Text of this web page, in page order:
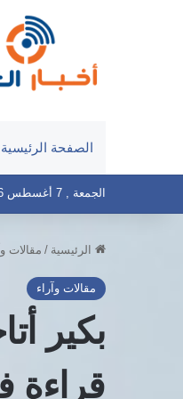
الصفحة الرئيسية
الجمعة , 7 أغسطس 2026
الرئيسية / مقالات
مقالات وآراء
بكير
قراءة